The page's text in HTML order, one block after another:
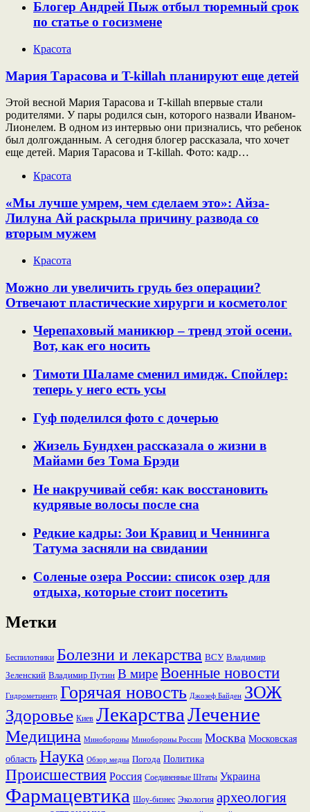
Блогер Андрей Пыж отбыл тюремный срок
по статье о госизмене
Красота
Мария Тарасова и T-killah планируют еще детей
Этой весной Мария Тарасова и T-killah впервые стали
родителями. У пары родился сын, которого назвали Иваном-
Лионелем. В одном из интервью они признались, что ребенок
был долгожданным. А сегодня блогер рассказала, что хочет
еще детей. Мария Тарасова и T-killah. Фото: кадр…
Красота
«Мы лучше умрем, чем сделаем это»: Айза-
Лилуна Ай раскрыла причину развода со
вторым мужем
Красота
Можно ли увеличить грудь без операции?
Отвечают пластические хирурги и косметолог
Черепаховый маникюр – тренд этой осени.
Вот, как его носить
Тимоти Шаламе сменил имидж. Спойлер:
теперь у него есть усы
Гуф поделился фото с дочерью
Жизель Бундхен рассказала о жизни в
Майами без Тома Брэди
Не накручивай себя: как восстановить
кудрявые волосы после сна
Редкие кадры: Зои Кравиц и Ченнинга
Татума засняли на свидании
Соленые озера России: список озер для
отдыха, которые стоит посетить
Метки
Беспилотники Болезни и лекарства ВСУ Владимир
Зеленский Владимир Путин В миреВоенные новости
Гидрометцентр Горячая новость Джозеф Байден ЗОЖ
Здоровье Киев ЛекарстваЛечение
Медицина Минобороны Минобороны России Москва Московская
область Наука Обзор медиа Погода Политика
Происшествия Россия Соединенные Штаты Украина
Фармацевтика Шоу-бизнес Экология археология